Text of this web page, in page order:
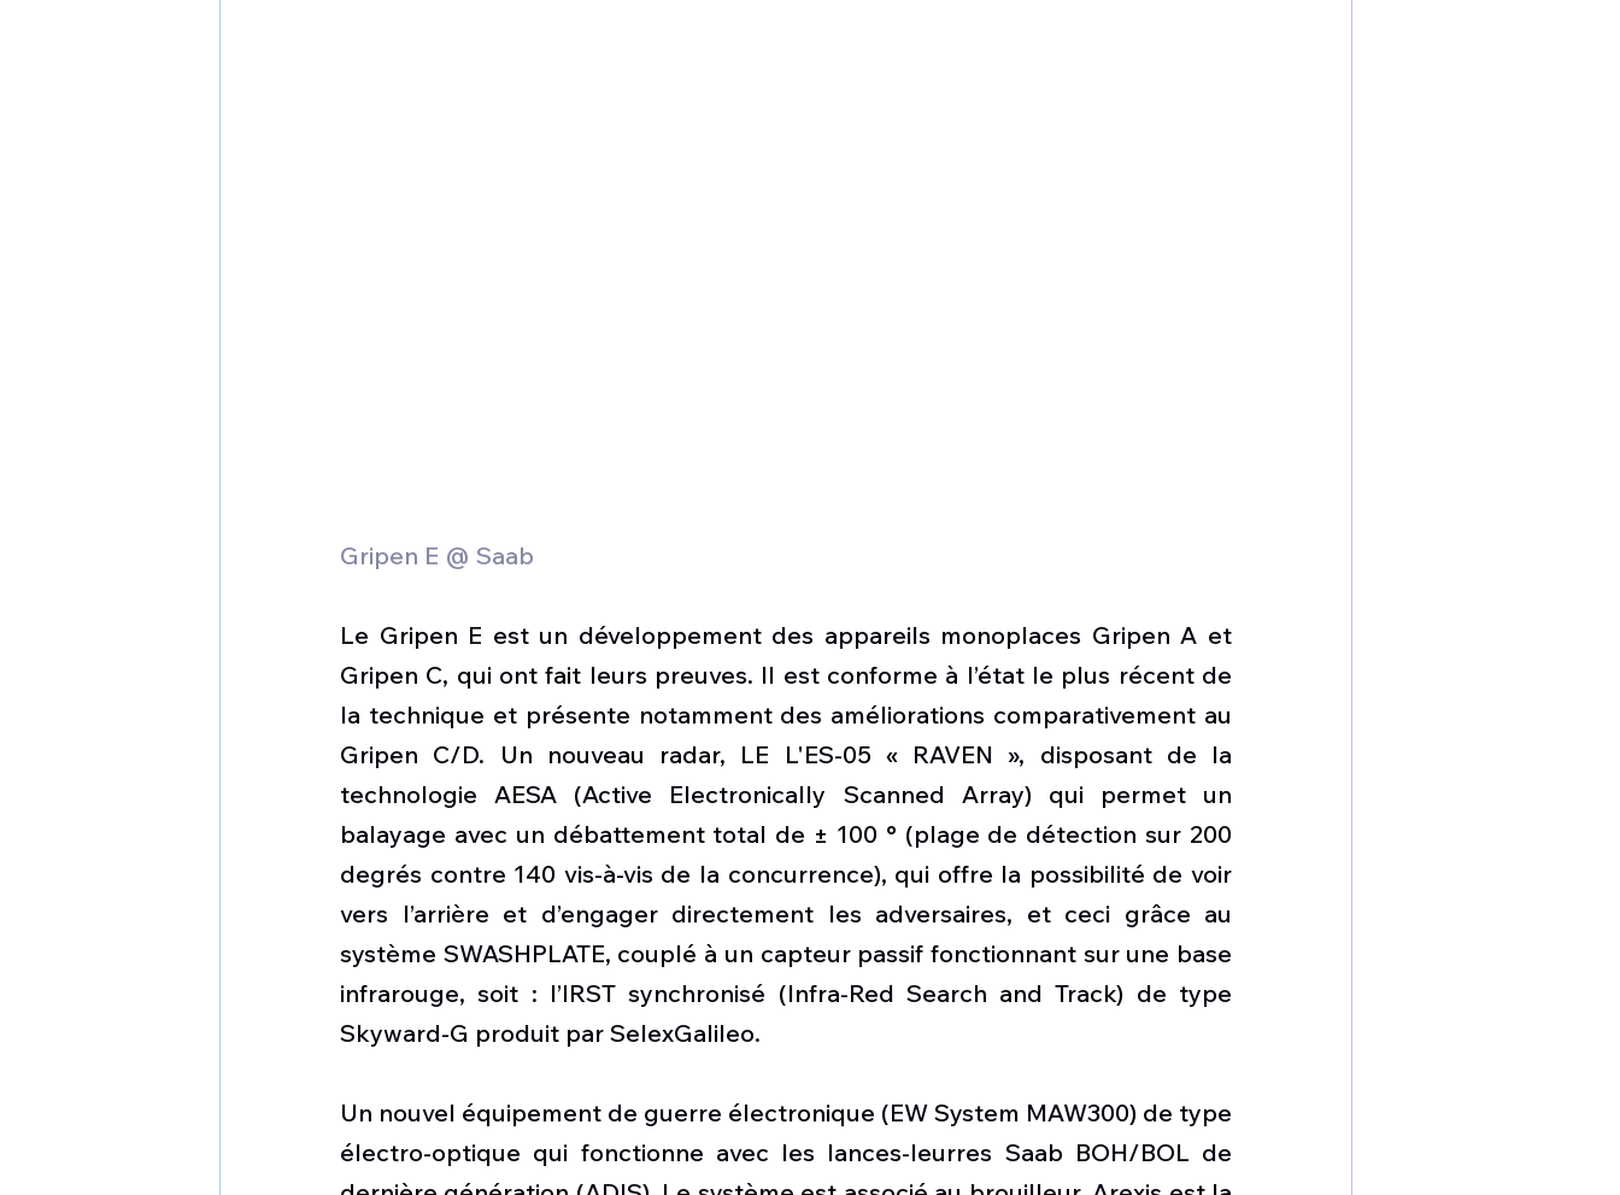
Gripen E @ Saab
Le Gripen E est un développement des appareils monoplaces Gripen A et
Gripen C, qui ont fait leurs preuves. Il est conforme à l’état le plus récent de
la technique et présente notamment des améliorations comparativement au
Gripen C/D. Un nouveau radar, LE L'ES-05 « RAVEN », disposant de la
technologie AESA (Active Electronically Scanned Array) qui permet un
balayage avec un débattement total de ± 100 ° (plage de détection sur 200
degrés contre 140 vis-à-vis de la concurrence), qui offre la possibilité de voir
vers l’arrière et d’engager directement les adversaires, et ceci grâce au
système SWASHPLATE, couplé à un capteur passif fonctionnant sur une base
infrarouge, soit : l’IRST synchronisé (Infra-Red Search and Track) de type
Skyward-G produit par SelexGalileo.
Un nouvel équipement de guerre électronique (EW System MAW300) de type
électro-optique qui fonctionne avec les lances-leurres Saab BOH/BOL de